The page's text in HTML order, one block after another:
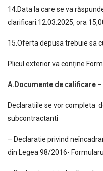
14.Data la care se va
clarificari:12.03.2025, ora
15.Oferta depusa trebuie sa
Plicul exterior va conține
A.Documente de calificare
Declaratiile se vor completa
subcontractanti
– Declaratie privind
din Legea 98/2016-